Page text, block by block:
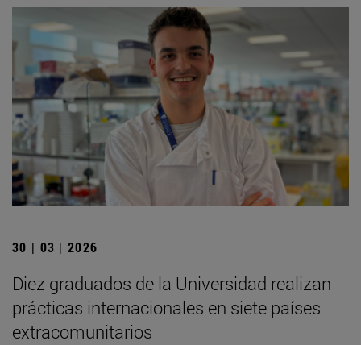
30 | 03 | 2026
Diez graduados de la Universidad realizan
prácticas internacionales en siete países
extracomunitarios